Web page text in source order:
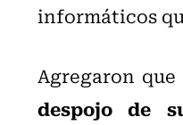
informáticos
Agregaron que
despojo de